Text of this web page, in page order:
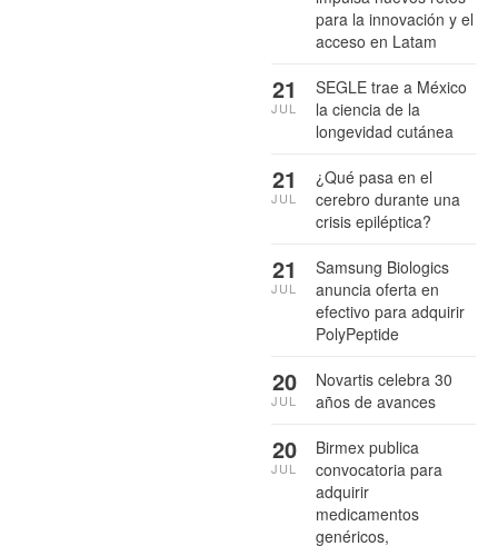
para la innovación y el
acceso en Latam
SEGLE trae a México
la ciencia de la
longevidad cutánea
21
JUL
¿Qué pasa en el
cerebro durante una
crisis epiléptica?
21
JUL
Samsung Biologics
anuncia oferta en
efectivo para adquirir
PolyPeptide
21
JUL
Novartis celebra 30
años de avances
20
JUL
Birmex publica
convocatoria para
adquirir
medicamentos
genéricos,
20
JUL